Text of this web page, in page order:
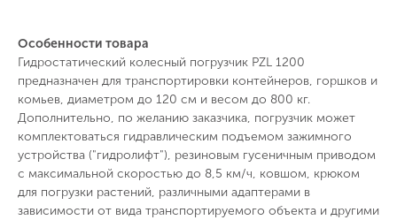
Особенности товара
Гидростатический колесный погрузчик PZL 1200
предназначен для транспортировки контейнеров, горшков и
комьев, диаметром до 120 см и весом до 800 кг.
Дополнительно, по желанию заказчика, погрузчик может
комплектоваться гидравлическим подъемом зажимного
устройства ("гидролифт"), резиновым гусеничным приводом
с максимальной скоростью до 8,5 км/ч, ковшом, крюком
для погрузки растений, различными адаптерами в
зависимости от вида транспортируемого объекта и другими